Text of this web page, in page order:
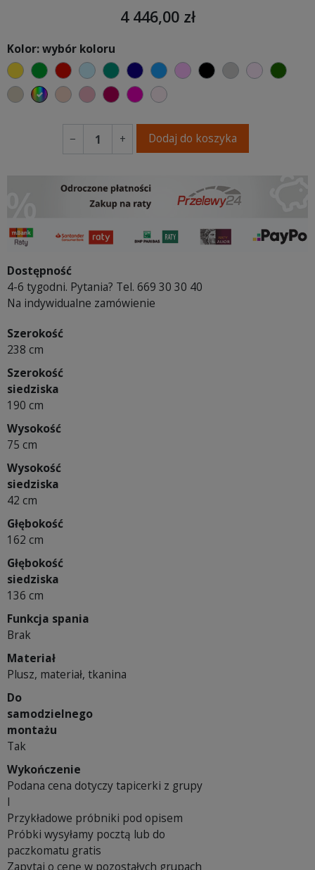
4 446,00 zł
Kolor: wybór koloru
żółtyzielonyczerwony
błękitnyturkusowygranatowyniebieski
różowyczarnyjasnoszary
jasny róż
beżowywybór koloru
piaskowybrudny róż
burgund
fuksjapudrowy róż
− + Dodaj do koszyka
Dostępność
4-6 tygodni. Pytania? Tel. 669 30 30 40
Na indywidualne zamówienie
Szerokość
238 cm
Szerokość
siedziska
190 cm
Wysokość
75 cm
Wysokość
siedziska
42 cm
Głębokość
162 cm
Głębokość
siedziska
136 cm
Funkcja spania
Brak
Materiał
Plusz, materiał, tkanina
Do
samodzielnego
montażu
Tak
Wykończenie
Podana cena dotyczy tapicerki z grupy
I
Przykładowe próbniki pod opisem
Próbki wysyłamy pocztą lub do
paczkomatu gratis
Zapytaj o cenę w pozostałych grupach